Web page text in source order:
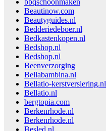
bbqschoonmaken
Beautinow.com
Beautyguides.nl
Bedderiedeboer.nl
Bedkastenkopen.nl
Bedshop.nl
Bedshop.nl
Beenverzorging
Bellabambina.nl
Bellatio-kerstversiering.nl
Bellatio.nl
bergtopia.com
Berkenrhode.nl
Berkenrhode.nl
Besled.nl